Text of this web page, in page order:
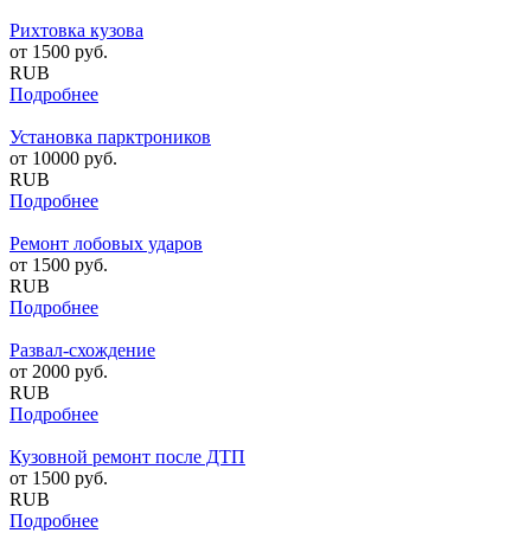
Рихтовка кузова
от 1500 руб.
RUB
Подробнее
Установка парктроников
от 10000 руб.
RUB
Подробнее
Ремонт лобовых ударов
от 1500 руб.
RUB
Подробнее
Развал-схождение
от 2000 руб.
RUB
Подробнее
Кузовной ремонт после ДТП
от 1500 руб.
RUB
Подробнее